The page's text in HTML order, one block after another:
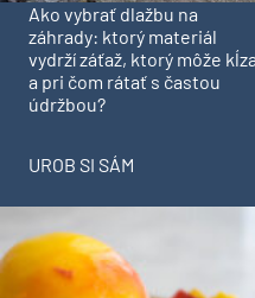
Ako vybrať dlažbu na
záhrady: ktorý materiál
vydrží záťaž, ktorý môže
a pri čom rátať s častou
údržbou?
UROB SI SÁM